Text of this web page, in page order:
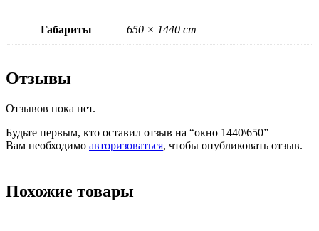
Габариты 650 × 1440 cm
Отзывы
Отзывов пока нет.
Будьте первым, кто оставил отзыв на “окно 1440\650”
Вам необходимо авторизоваться, чтобы опубликовать отзыв.
Похожие товары